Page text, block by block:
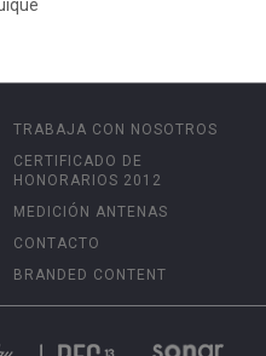
TRABAJA CON NOSOTROS
CERTIFICADO DE
HONORARIOS 2012
MEDICIÓN ANTENAS
CONTACTO
BRANDED CONTENT